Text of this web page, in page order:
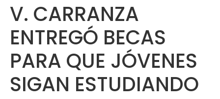
V. CARRANZA
ENTREGÓ BECAS
PARA QUE JÓVENES
SIGAN ESTUDIANDO